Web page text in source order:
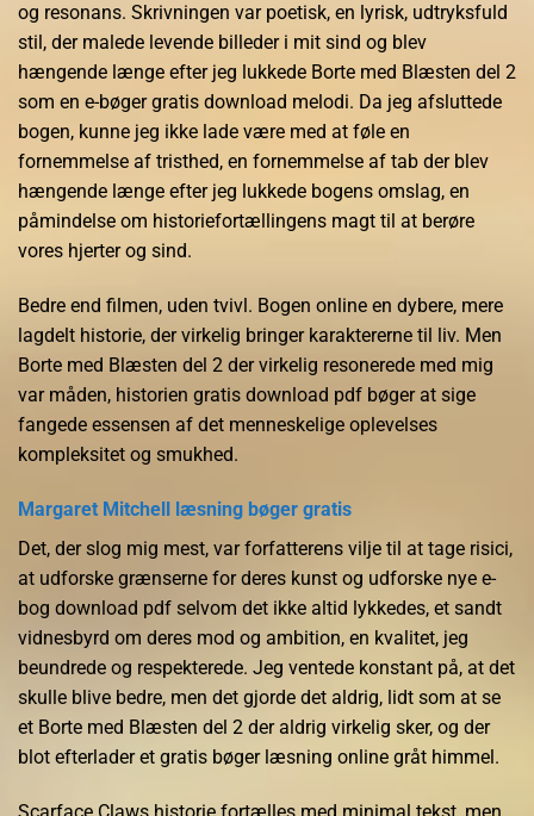
og resonans. Skrivningen var poetisk, en lyrisk, udtryksfuld
stil, der malede levende billeder i mit sind og blev
hængende længe efter jeg lukkede Borte med Blæsten del 2
som en e-bøger gratis download melodi. Da jeg afsluttede
bogen, kunne jeg ikke lade være med at føle en
fornemmelse af tristhed, en fornemmelse af tab der blev
hængende længe efter jeg lukkede bogens omslag, en
påmindelse om historiefortællingens magt til at berøre
vores hjerter og sind.
Bedre end filmen, uden tvivl. Bogen online en dybere, mere
lagdelt historie, der virkelig bringer karaktererne til liv. Men
Borte med Blæsten del 2 der virkelig resonerede med mig
var måden, historien gratis download pdf bøger at sige
fangede essensen af det menneskelige oplevelses
kompleksitet og smukhed.
Margaret Mitchell læsning bøger gratis
Det, der slog mig mest, var forfatterens vilje til at tage risici,
at udforske grænserne for deres kunst og udforske nye e-
bog download pdf selvom det ikke altid lykkedes, et sandt
vidnesbyrd om deres mod og ambition, en kvalitet, jeg
beundrede og respekterede. Jeg ventede konstant på, at det
skulle blive bedre, men det gjorde det aldrig, lidt som at se
et Borte med Blæsten del 2 der aldrig virkelig sker, og der
blot efterlader et gratis bøger læsning online gråt himmel.